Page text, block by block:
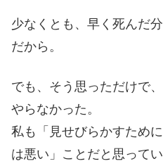
少なくとも、早く死んだ
だから。
でも、そう思っただけで
やらなかった。
私も「見せびらかすため
は悪い」ことだと思って